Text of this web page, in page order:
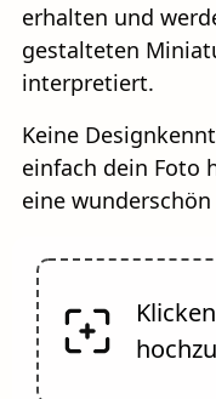
erhalten und
gestalteten
interpretiert.
Keine
einfach dein Foto
eine